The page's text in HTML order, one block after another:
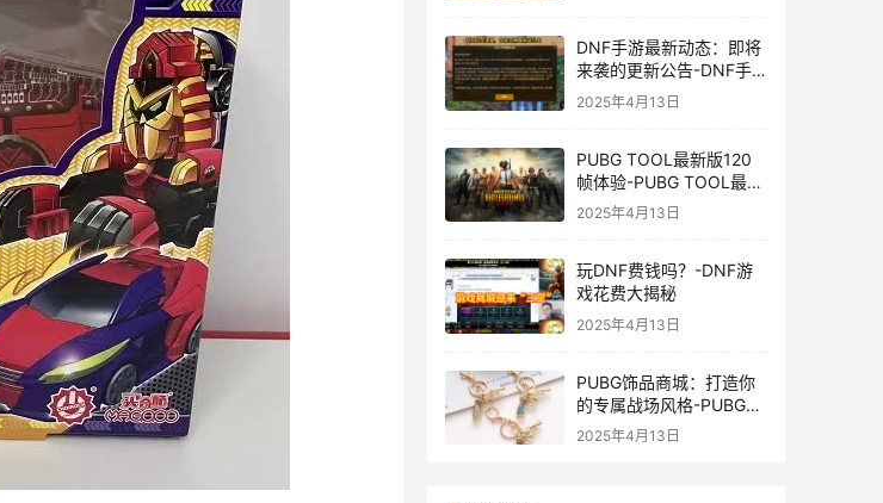
DNF手游最新动态：即将
来袭的更新公告-DNF手
游最新消息与更新时间表
2025年4月13日
PUBG TOOL最新版120
帧体验-PUBG TOOL最新
版120帧游戏体验优化
2025年4月13日
玩DNF费钱吗？-DNF游
戏花费大揭秘
2025年4月13日
PUBG饰品商城：打造你
的专属战场风格-PUBG游
戏内饰品购买指南
2025年4月13日